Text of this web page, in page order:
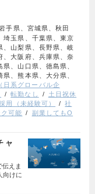
手県、宮城県、秋田
埼玉県、千葉県、東京
、山梨県、長野県、岐
、大阪府、兵庫県、奈
、山口県、徳島県、
、熊本県、大分県、
日系グローバル企
転勤なし
土日祝休
用（未経験可）
社
可能
副業してもO
ャ
伝えま
向けに